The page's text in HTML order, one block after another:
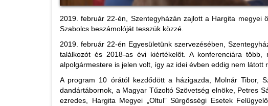
2019. február 22-én, Szentegyházán zajlott a Hargita
Szabolcs beszámolóját tesszük közzé.
2019. február 22-én Egyesületünk szervezésében,
találkozót és 2018-as évi kiértékelőt. A konferenciára több,
alpolgármestere is jelen volt, így az idei évben eddig nem látott
A program 10 órától kezdődött a házigazda, Molnár Tibor,
dandártábornok, a Magyar Tűzoltó Szövetség elnöke, Petres
ezredes, Hargita Megyei „Oltul” Sürgősségi Esetek